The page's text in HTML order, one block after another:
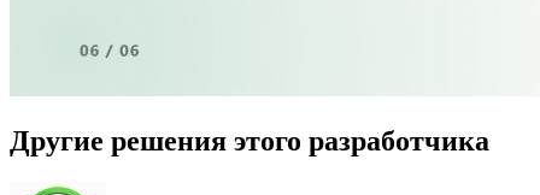
Другие решения этого разработчика